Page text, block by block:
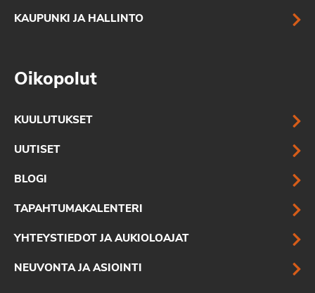
KAUPUNKI JA HALLINTO
Oikopolut
KUULUTUKSET
UUTISET
BLOGI
TAPAHTUMAKALENTERI
YHTEYSTIEDOT JA AUKIOLOAJAT
NEUVONTA JA ASIOINTI